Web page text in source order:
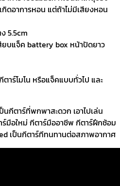
กิดอาการหอน แต่ถ้าไม่มีเสียงหอน
5.5cm
ยบแจ็ค battery box หน้าปัดยาว
าร์โมโน หรือแจ็คแบบทั่วไป และ
นกีตาร์ที่พกพาสะดวก เอาไปเล่น
ร์มือใหม่ กีตาร์มืออาชีพ กีตาร์ฝึกซ้อม
เป็นกีตาร์ทีทนทานต่อสภาพอากาศ